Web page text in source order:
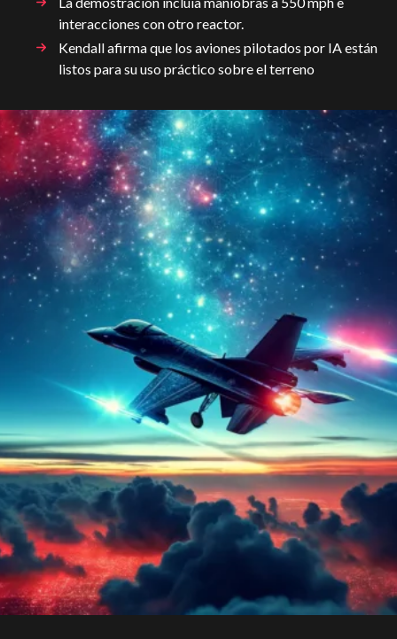
interacciones con otro reactor.
Kendall afirma que los aviones pilotados por IA están
listos para su uso práctico sobre el terreno